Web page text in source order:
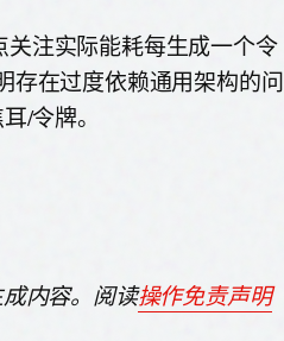
注实际能耗每生成一个令
存在过度依赖通用架构的问
/令牌。
内容。阅读操作免责声明